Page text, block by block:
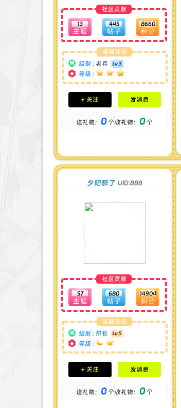
社区贡献
13 445 8660
等级头衔
组别 : 老兵
等级 :
积分成就
钻石 : 0 颗
金币 : 0 枚
+ 关注 发消息
送礼物： 0个收礼物： 0个
夕阳醉了 UID:888
社区贡献
57 680 14904
等级头衔
组别 : 排长
等级 :
积分成就
钻石 : 0 颗
金币 : 0 枚
+ 关注 发消息
送礼物： 0个收礼物： 0个